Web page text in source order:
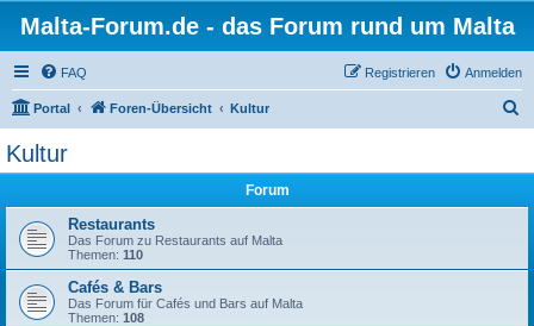
Malta-Forum.de - das Forum rund um Malta
FAQ Anmelden
Registrieren
Portal Foren-Übersicht Kultur
Kultur
Forum
Restaurants
Das Forum zu Restaurants auf Malta
Themen: 110
Cafés & Bars
Das Forum für Cafés und Bars auf Malta
Themen: 108